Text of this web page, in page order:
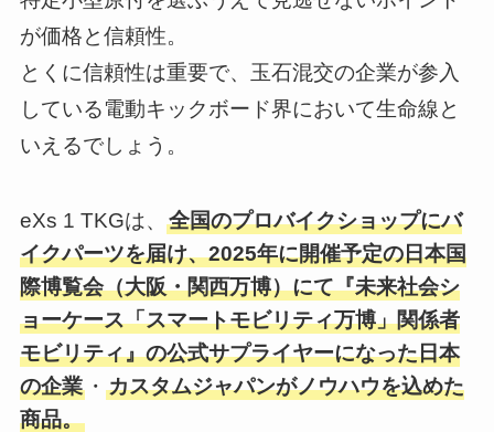
が価格と信頼性。
とくに信頼性は重要で、玉石混交の企業が参入
している電動キックボード界において生命線と
いえるでしょう。
eXs 1 TKGは、 全国のプロバイクショップにバ
イクパーツを届け、2025年に開催予定の日本国
際博覧会（大阪・関西万博）にて『未来社会シ
ョーケース「スマートモビリティ万博」関係者
モビリティ』の公式サプライヤーになった日本
の企業・ カスタムジャパンがノウハウを込めた
商品。